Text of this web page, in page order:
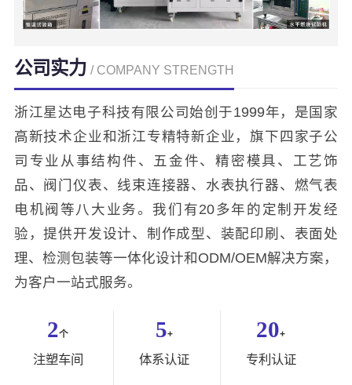
公司实力 / COMPANY STRENGTH
浙江星达电子科技有限公司始创于1999年，是国家
高新技术企业和浙江专精特新企业，旗下四家子公
司专业从事结构件、五金件、精密模具、工艺饰
品、阀门仪表、线束连接器、水表执行器、燃气表
电机阀等八大业务。我们有20多年的定制开发经
验，提供开发设计、制作成型、装配印刷、表面处
理、检测包装等一体化设计和ODM/OEM解决方案，
为客户一站式服务。
2个
注塑车间
5+
体系认证
20+
专利认证